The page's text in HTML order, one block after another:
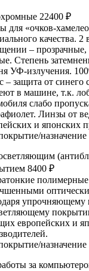
22400 ₽
для «очков-
качества. 2
– прозрачные,
Степень
УФ-излучения.
– защита от синего
в машине, т.к.
слабо
Линзы от
и японских
назначение
8400 ₽
упрочняющему
европейских и
назначение
за